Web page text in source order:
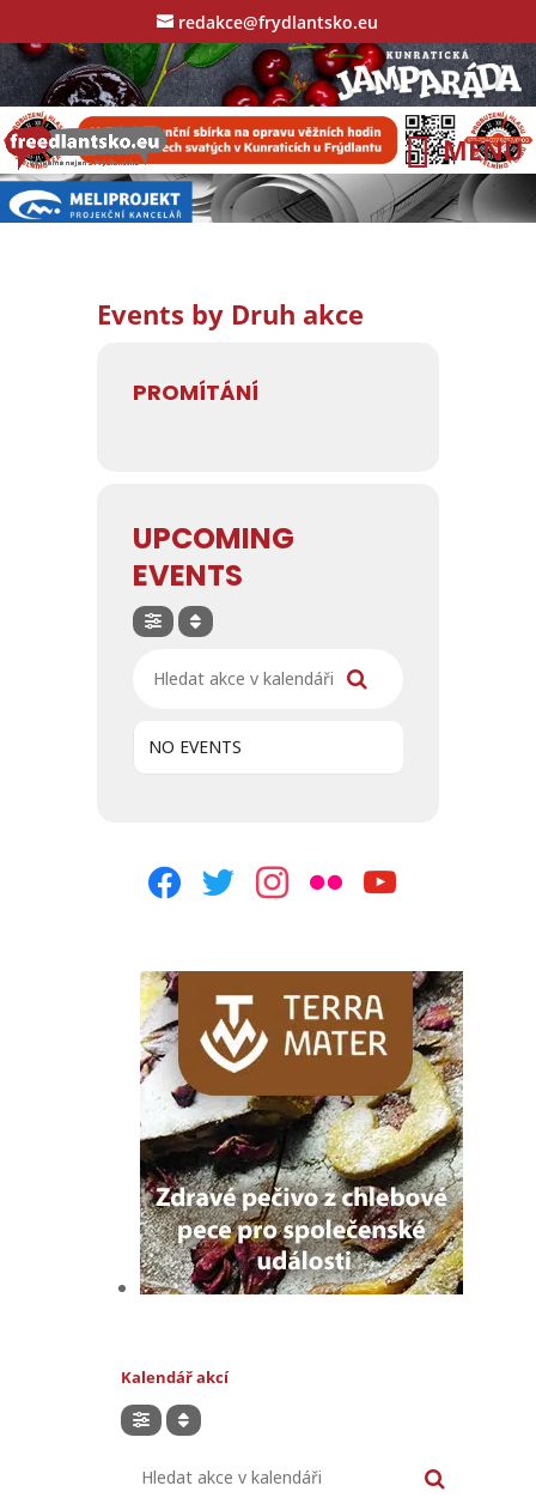
redakce@frydlantsko.eu
Events by Druh akce
PROMÍTÁNÍ
UPCOMING
EVENTS
NO EVENTS
facebooktwitterinstagram
flickr youtube
Kalendář akcí